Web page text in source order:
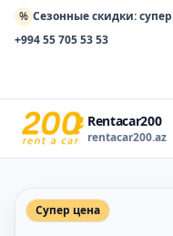
% Сезонные скидки:
+994 55 705 53 53
Rentacar200
rentacar200.az
Супер цена